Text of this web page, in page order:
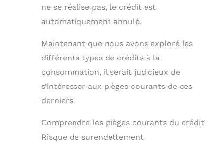
ne se réalise pas, le crédit est
automatiquement annulé.
Maintenant que nous avons exploré les
différents types de crédits à la
consommation, il serait judicieux de
s’intéresser aux pièges courants de ces
derniers.
Comprendre les pièges courants du crédit
Risque de surendettement